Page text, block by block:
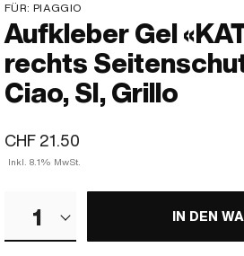
FÜR: PIAGGIO
Aufkleber Gel
rechts
Ciao, SI, Grillo
CHF 21.50
Inkl. 8.1% MwSt.
1 IN DEN